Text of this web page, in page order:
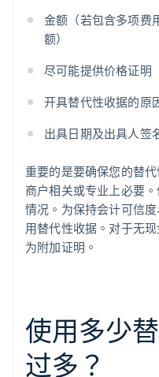
金额（若包含多项费
额）
尽可能提供价格证明
开具替代性收据的原
出具日期及出具人签
重要的是要确保您的替
商户相关或专业上必要
情况。为保持会计可信
用替代性收据。对于无
为附加证明。
使用多少
过多？